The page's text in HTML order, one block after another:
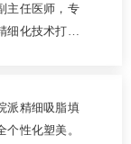
主任医师，专
细化技术打造
派精细吸脂填
性化塑美。